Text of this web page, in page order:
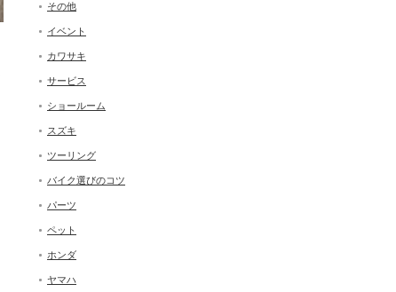
その他
イベント
カワサキ
サービス
ショールーム
スズキ
ツーリング
バイク選びのコツ
パーツ
ペット
ホンダ
ヤマハ